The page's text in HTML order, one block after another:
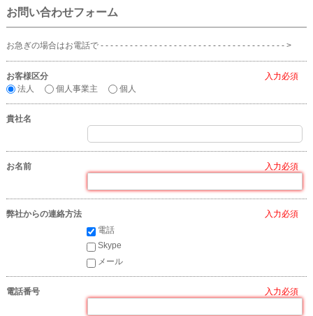
お問い合わせフォーム
お急ぎの場合はお電話で - - - - - - - - - - - - - - - - - - - - - - - - - - - - - - - - - - - - - - >
お客様区分
法人
個人事業主 個人
貴社名
お名前
弊社からの連絡方法
電話
Skype
メール
電話番号